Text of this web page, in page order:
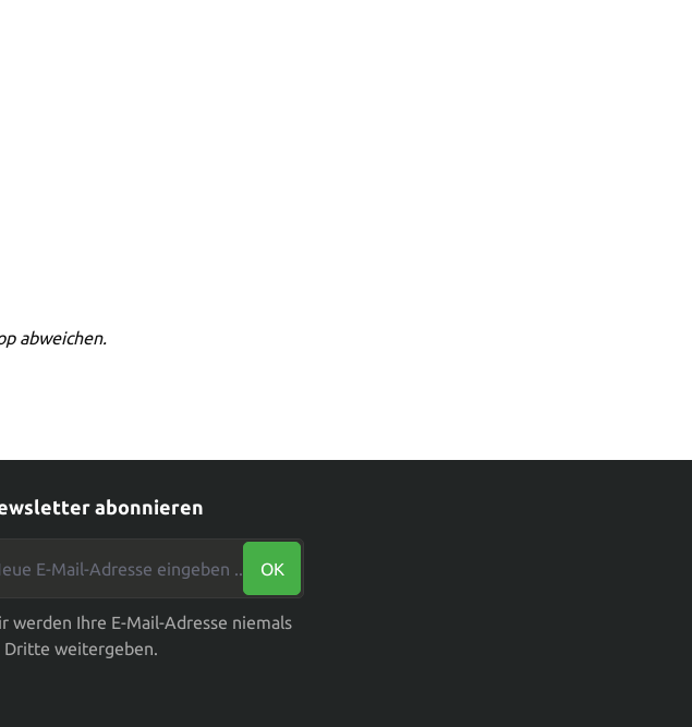
abweichen.
abonnieren
E-Mail-Adresse eingeben ...*
OK
werden Ihre E-Mail-Adresse niemals
Dritte weitergeben.